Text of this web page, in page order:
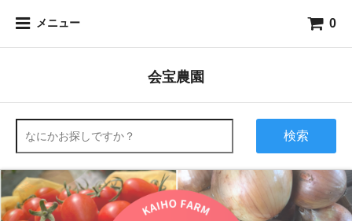
メニュー 0
会宝農園
検索